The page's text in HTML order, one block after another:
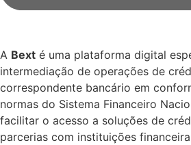
A Bext é uma plataforma digital
intermediação de operações de
correspondente bancário em
normas do Sistema Financeiro
facilitar o acesso a soluções de
parcerias com instituições